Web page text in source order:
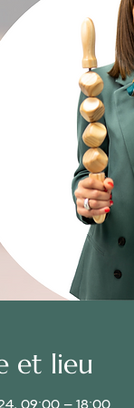
et lieu
09:00 – 18:00